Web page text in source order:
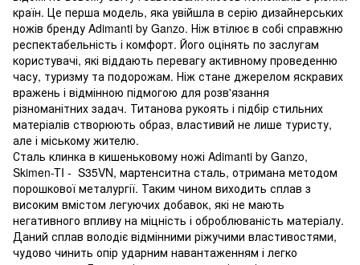
країн. Це перша модель, яка увійшла в серію дизайнерських
ножів бренду Adimanti by Ganzo. Ніж втілює в собі справжню
респектабельність і комфорт. Його оцінять по заслугам
користувачі, які віддають перевагу активному проведенню
часу, туризму та подорожам. Ніж стане джерелом яскравих
вражень і відмінною підмогою для розв'язання
різноманітних задач. Титанова рукоять і підбір стильних
матеріалів створюють образ, властивий не лише туристу,
але і міському жителю.
Сталь клинка в кишеньковому ножі Adimanti by Ganzo,
Skimen-TI - S35VN, мартенситна сталь, отримана методом
порошкової металургії. Таким чином виходить сплав з
високим вмістом легуючих добавок, які не мають
негативного впливу на міцність і оброблюваність матеріалу.
Даний сплав володіє відмінними ріжучими властивостями,
чудово чинить опір ударним навантаженням і легко